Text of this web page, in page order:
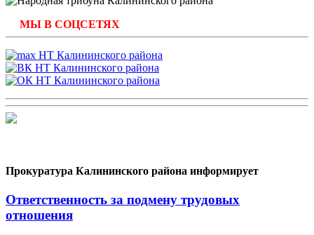
МЫ В СОЦСЕТЯХ
Прокуратура Калининского района информирует
Ответственность за подмену трудовых
отношения